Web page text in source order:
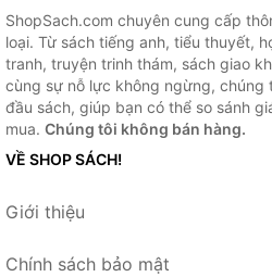
ShopSach.com chuyên cung cấp
loại. Từ sách tiếng anh, tiểu thuyết,
tranh, truyện trinh thám, sách giao
cùng sự nỗ lực không ngừng, chúng
đầu sách, giúp bạn có thể so sánh
mua. Chúng tôi không bán hàng.
VỀ SHOP SÁCH!
Giới thiệu
Chính sách bảo mật